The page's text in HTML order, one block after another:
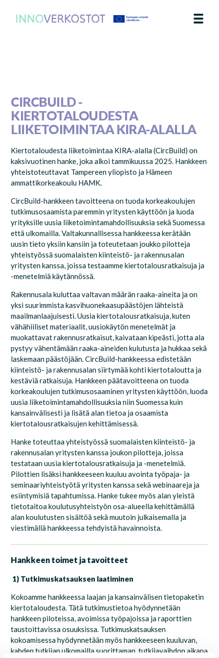
AJANKOHTAISTA
CIRCBUILD -
KIERTOTALOUDESTA
LIIKETOIMINTAA KIRA-ALALLA
Kiertotaloudesta liiketoimintaa KIRA-alalla (CircBuild) on
kaksivuotinen hanke, joka alkoi tammikuussa 2025. Hankkeen
yhteistoteuttavat Tampereen yliopisto ja Hämeen
ammattikorkeakoulu HAMK.
CircBuild-hankkeen tavoitteena on tuoda korkeakoulujen
tutkimusosaamista paremmin yritysten käyttöön ja luoda
yrityksille uusia liiketoimintamahdollisuuksia sekä Suomessa
että ulkomailla. Valtakunnallisessa hankkeessa kerätään
uusin tieto yksiin kansiin ja toteutetaan joukko pilotteja
yhteistyössä suomalaisten kiinteistö- ja rakennusalan
yritysten kanssa, joissa testaamme kiertotalousratkaisuja ja
-menetelmiä käytännössä.
Rakennusala kuluttaa valtavan määrän raaka-aineita ja on
yksi suurimmista kasvihuonekaasupäästöjen lähteistä
maailmanlaajuisesti. Uusia kiertotalousratkaisuja, kuten
vähähiiliset materiaalit, uusiokäytön menetelmät ja
muokattavat rakennusratkaisut, kaivataan kipeästi, jotta ala
pystyy vähentämään raaka-aineiden kulutusta ja hukkaa sekä
laskemaan päästöjään. CircBuild-hankkeessa edistetään
kiinteistö- ja rakennusalan siirtymää kohti kiertotaloutta ja
kestäviä ratkaisuja. Hankkeen päätavoitteena on tuoda
korkeakoulujen tutkimusosaaminen yritysten käyttöön, luoda
uusia liiketoimintamahdollisuuksia niin Suomessa kuin
kansainvälisesti ja lisätä alan tietoa ja osaamista
kiertotalousratkaisujen kehittämisessä.
Hanke toteuttaa yhteistyössä suomalaisten kiinteistö- ja
rakennusalan yritysten kanssa joukon pilotteja, joissa
testataan uusia kiertotalousratkaisuja ja -menetelmiä.
Pilottien lisäksi hankkeeseen kuuluu avointa työpaja- ja
seminaariyhteistyötä yritysten kanssa sekä webinaareja ja
esiintymisiä tapahtumissa. Hanke tukee myös alan yleistä
tietotaitoa koulutusyhteistyön osa-alueella kehittämällä
alan koulutusten sisältöä sekä muutoin julkaisemalla ja
viestimällä hankkeessa tehdyistä havainnoista.
Hankkeen toimet ja tavoitteet
1) Tutkimuskatsauksen laatiminen
Kokoamme hankkeessa laajan ja kansainvälisen tietopaketin
kiertotaloudesta. Tätä tutkimustietoa hyödynnetään
hankkeen piloteissa, avoimissa työpajoissa ja raporttien
taustoittavissa osuuksissa. Tutkimuskatsauksen
kokoamisessa hyödynnetään myös hankkeeseen kuuluvan,
kahden tutkijan ulkomailla suorittaman, tutkijavaihdon aikana